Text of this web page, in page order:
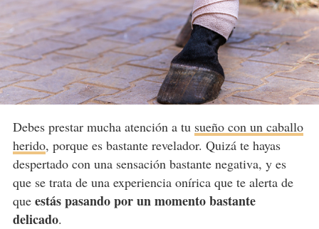
Debes prestar mucha atención a tu sueño con un caballo
herido, porque es bastante revelador. Quizá te hayas
despertado con una sensación bastante negativa, y es
que se trata de una experiencia onírica que te alerta de
que estás pasando por un momento bastante
delicado.